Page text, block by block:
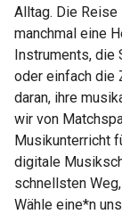
Alltag. Die
manchmal eine
Instruments, die
oder einfach die
daran, ihre
wir von
Musikunterricht
digitale
schnellsten
Wähle eine*n